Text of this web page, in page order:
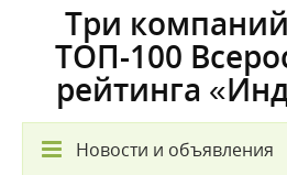
Три
ТОП-100
рейтинга
Новости и объявления